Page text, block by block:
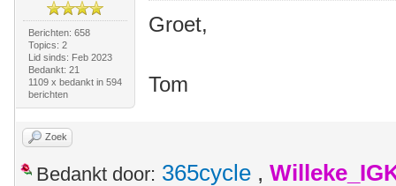
Berichten: 658
Topics: 2
Lid sinds: Feb 2023
Bedankt: 21
1109 x bedankt in 594
berichten
Groet,
Tom
Zoek
Bedankt door: 365cycle ,